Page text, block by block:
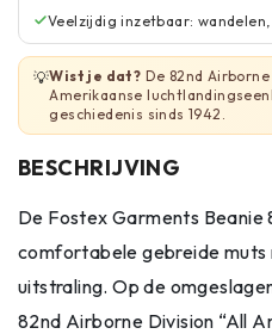
Veelzijdig inzetbaar:
💡Wist je dat? De 82nd
Amerikaanse
geschiedenis sinds 1942.
BESCHRIJVING
De Fostex Garments Beanie
comfortabele gebreide muts
uitstraling. Op de
82nd Airborne Division “All